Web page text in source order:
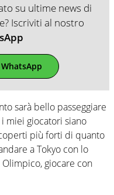
su ultime news di
Iscriviti al nostro
sarà bello passeggiare
miei giocatori siano
più forti di quanto
a Tokyo con lo
giocare con